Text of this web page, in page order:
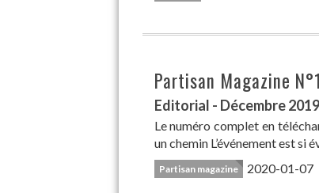
Partisan Magazine
Editorial - Décembre 2019
Le numéro complet en
un chemin L’événement est si
Partisan magazine 2020-01-07